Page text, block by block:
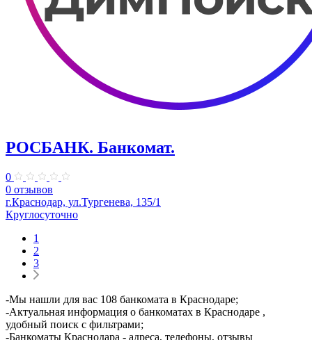
РОСБАНК. Банкомат.
0
0 отзывов
г.Краснодар, ул.Тургенева, 135/1
Круглосуточно
1
2
3
-Мы нашли для вас 108 банкомата в Краснодаре;
-Актуальная информация о банкоматах в Краснодаре ,
удобный поиск с фильтрами;
-Банкоматы Краснодара - адреса, телефоны, отзывы